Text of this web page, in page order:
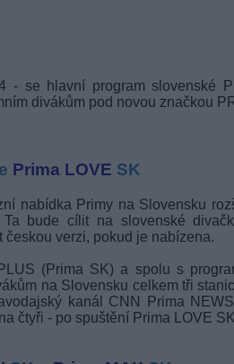
- se hlavní program slovenské
divákům pod novou značkou
Prima LOVE SK
nabídka Primy na Slovensku
bude cílit na slovenské
českou verzi, pokud je nabízena.
(Prima SK) a spolu s
na Slovensku celkem tři
kanál CNN Prima
čtyři - po spuštění Prima LOVE